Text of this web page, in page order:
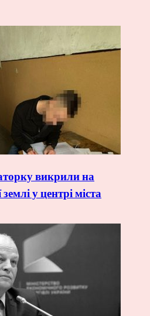
викрили на
у центрі міста